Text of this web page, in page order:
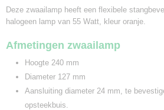
Deze zwaailamp heeft een flexibele
halogeen lamp van 55 Watt, kleur oranje.
Afmetingen zwaailamp
Hoogte 240 mm
Diameter 127 mm
Aansluiting diameter 24 mm, te
opsteekbuis.